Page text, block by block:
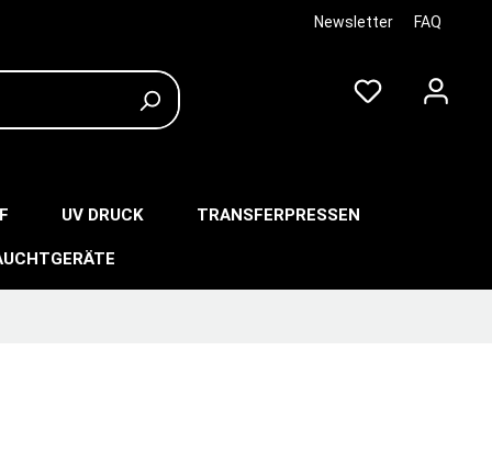
Newsletter FAQ
UV DRUCK TRANSFERPRESSEN